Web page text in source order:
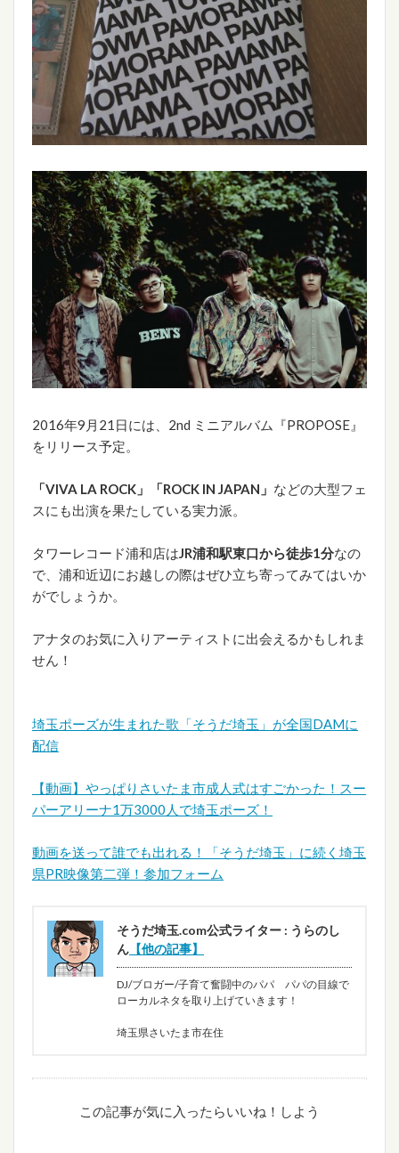
2016年9月21日には、2nd ミニアルバム『PROPOSE』
をリリース予定。
「VIVA LA ROCK」「ROCK IN JAPAN」 などの大型フェ
スにも出演を果たしている実力派。
タワーレコード浦和店はJR浦和駅東口から徒歩1分なの
で、浦和近辺にお越しの際はぜひ立ち寄ってみてはいか
がでしょうか。
アナタのお気に入りアーティストに出会えるかもしれま
せん！
埼玉ポーズが生まれた歌「そうだ埼玉」が全国DAMに
配信
【動画】やっぱりさいたま市成人式はすごかった！スー
パーアリーナ1万3000人で埼玉ポーズ！
動画を送って誰でも出れる！「そうだ埼玉」に続く埼玉
県PR映像第二弾！参加フォーム
そうだ埼玉.com公式ライター : うらのし
ん 【他の記事】
DJ/ブロガー/子育て奮闘中のパパ パパの目線で
ローカルネタを取り上げていきます！
埼玉県さいたま市在住
この記事が気に入ったらいいね！しよう